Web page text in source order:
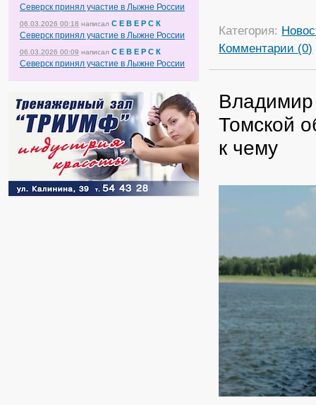
Северск принял участие в Лыжне России
06.03.2026 00:18 написал С Е В Е Р С К
Северск принял участие в Лыжне России
06.03.2026 00:09 написал С Е В Е Р С К
Северск принял участие в Лыжне России
Категория:
Комментарии (0)
Владимир
Томской
к чему